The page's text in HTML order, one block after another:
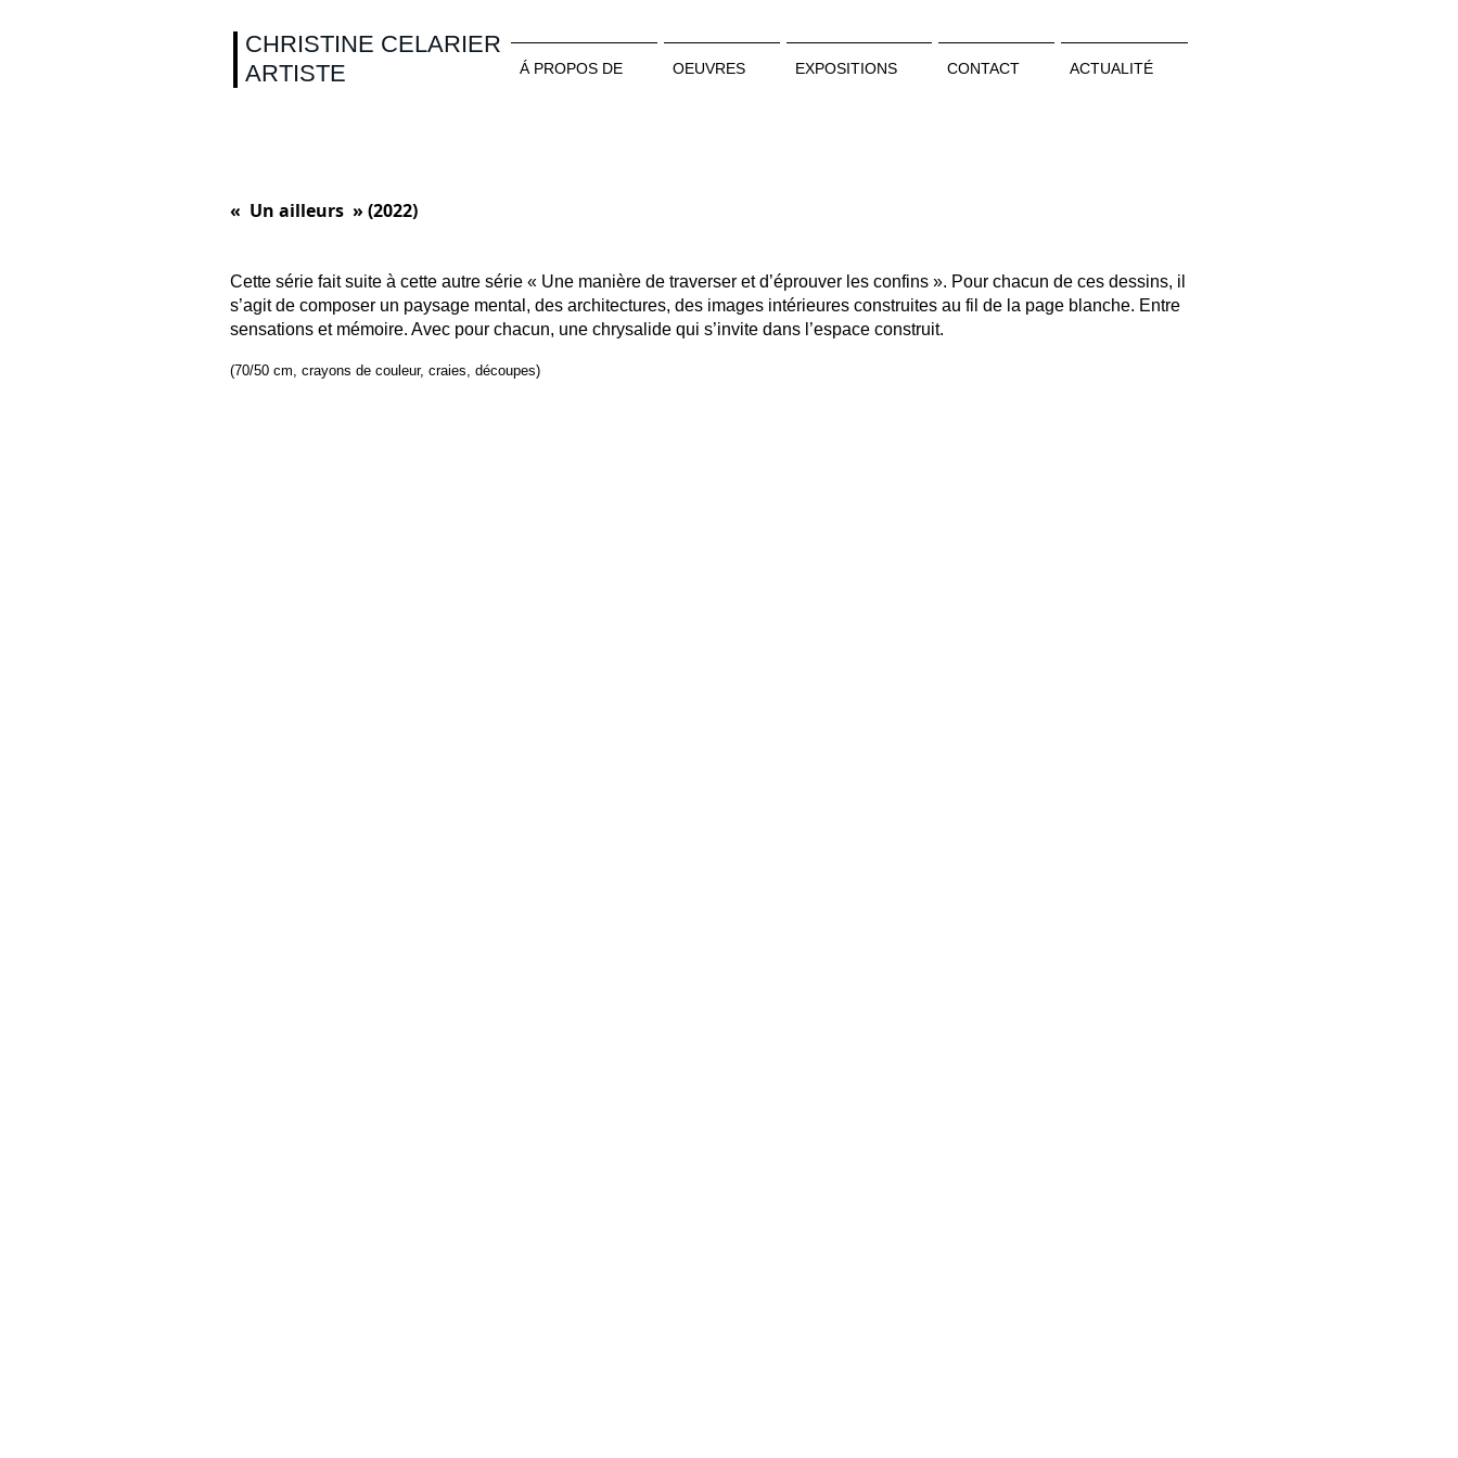
CHRISTINE CELARIER
ARTISTE
Á PROPOS DE OEUVRES EXPOSITIONS CONTACT ACTUALITÉ
« Un ailleurs » (2022)
Cette série fait suite à cette autre série « Une manière de traverser et d’éprouver les confins ». Pour chacun de ces dessins, il
s’agit de composer un paysage mental, des architectures, des images intérieures construites au fil de la page blanche. Entre
sensations et mémoire. Avec pour chacun, une chrysalide qui s’invite dans l’espace construit.
(70/50 cm, crayons de couleur, craies, découpes)